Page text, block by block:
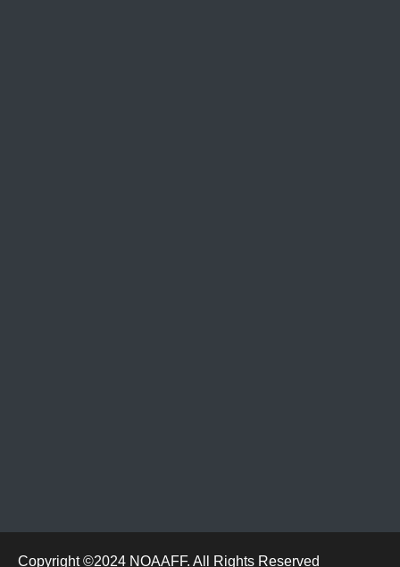
Copyright ©2024 NOAAFF. All Rights Reserved